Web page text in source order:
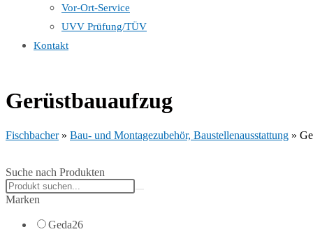
Vor-Ort-Service
UVV Prüfung/TÜV
Kontakt
Gerüstbauaufzug
Fischbacher» Bau- und Montagezubehör, Baustellenausstattung »
Suche nach Produkten
Search
products:
Marken
Geda26